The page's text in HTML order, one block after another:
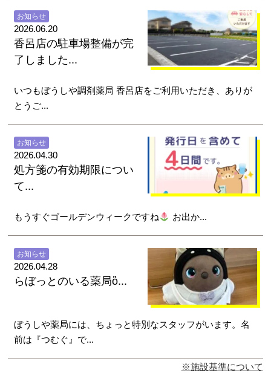
2026.06.20
お知らせ
香呂店の駐車場整備が完
了しました...
いつもぼうしや調剤薬局 香呂店をご利用いただき、ありが
とうご...
2026.04.30
お知らせ
処方箋の有効期限につい
て...
もうすぐゴールデンウィークですね お出か...
2026.04.28
お知らせ
らぼっとのいる薬局ὂ...
ぼうしや薬局には、ちょっと特別なスタッフがいます。名
前は『つむぐ』で...
※施設基準について